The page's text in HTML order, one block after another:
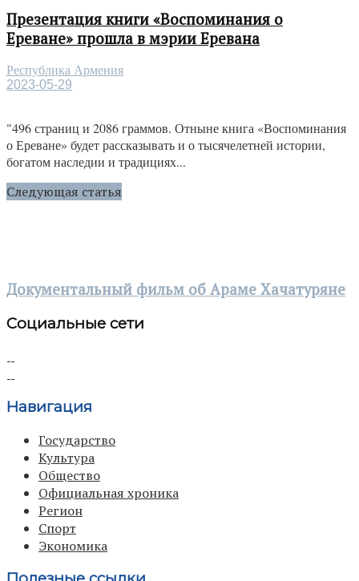
Презентация книги «Воспоминания о
Ереване» прошла в мэрии Еревана
Республика Армения
2023-05-29
"496 страниц и 2086 граммов. Отныне книга «Воспоминания
о Ереване» будет рассказывать и о тысячелетней истории,
богатом наследии и традициях...
Следующая статья
Документальный фильм об Араме Хачатуряне
Социальные сети
Навигация
Государство
Культура
Общество
Официальная хроника
Регион
Спорт
Экономика